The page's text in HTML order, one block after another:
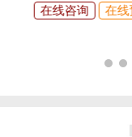
在线咨询 在线